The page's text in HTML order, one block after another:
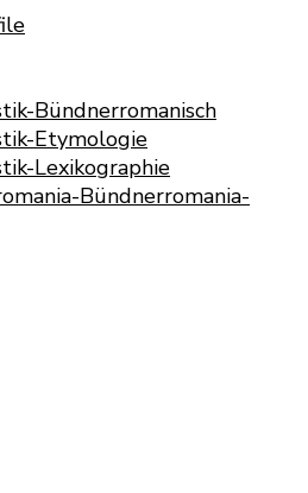
Bündnerromanisch
Etymologie
Lexikographie
Bündnerromania-